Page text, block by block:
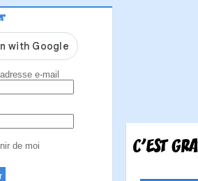
e-mail
de moi C'EST